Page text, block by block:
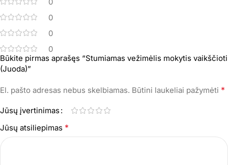
0
0
0
Būkite pirmas aprašęs “Stumiamas vežimėlis mokytis vaikščioti
(Juoda)”
El. pašto adresas nebus skelbiamas. Būtini laukeliai pažymėti *
Jūsų įvertinimas
Jūsų atsiliepimas *